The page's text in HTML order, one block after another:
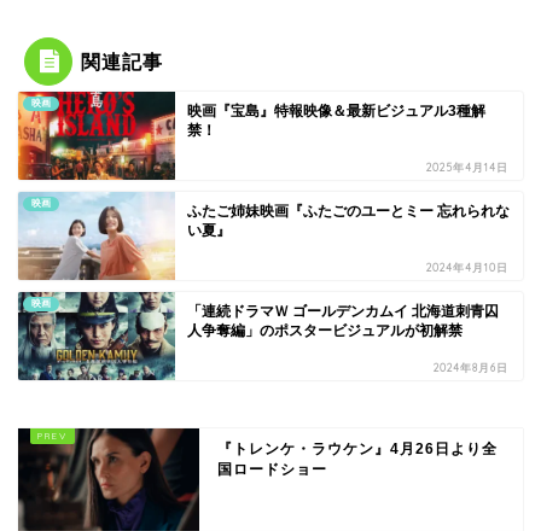
関連記事
映画
映画『宝島』特報映像＆最新ビジュアル3種解
禁！
2025年4月14日
映画
ふたご姉妹映画『ふたごのユーとミー 忘れられな
い夏』
2024年4月10日
映画
「連続ドラマＷ ゴールデンカムイ 北海道刺青囚
人争奪編」のポスタービジュアルが初解禁
2024年8月6日
『トレンケ・ラウケン』4月26日より全
国ロードショー